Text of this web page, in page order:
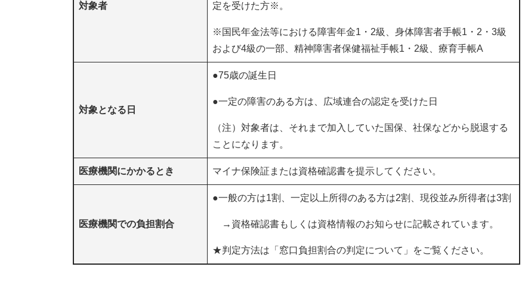
対象者
定を受けた方※。
※国民年金法等における障害年金1・2級、身体障害者手帳1・2・3級
および4級の一部、精神障害者保健福祉手帳1・2級、療育手帳A
対象となる日
●75歳の誕生日
●一定の障害のある方は、広域連合の認定を受けた日
（注）対象者は、それまで加入していた国保、社保などから脱退する
ことになります。
医療機関にかかるとき マイナ保険証または資格確認書を提示してください。
医療機関での負担割合
●一般の方は1割、一定以上所得のある方は2割、現役並み所得者は3割
→資格確認書もしくは資格情報のお知らせに記載されています。
★判定方法は「窓口負担割合の判定について」をご覧ください。